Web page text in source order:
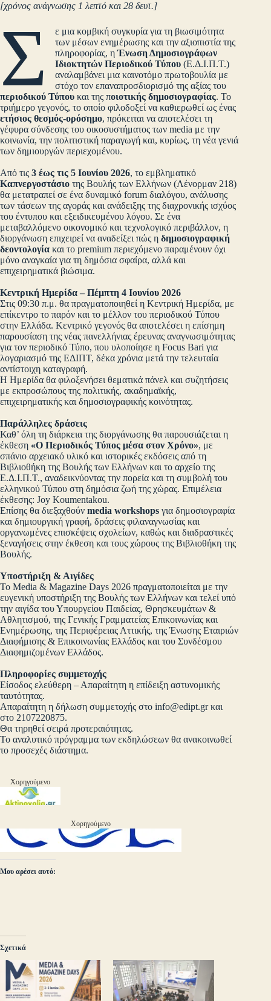
[χρόνος ανάγνωσης 1 λεπτό και 28 δευτ.]
Σ
ε μια κομβική συγκυρία για τη βιωσιμότητα
των μέσων ενημέρωσης και την αξιοπιστία της
πληροφορίας, ηΈνωση Δημοσιογράφων
Ιδιοκτητών Περιοδικού Τύπου (Ε.Δ.Ι.Π.Τ.)
αναλαμβάνει μια καινοτόμο πρωτοβουλία με
στόχο τον επαναπροσδιορισμό της αξίας του
περιοδικού Τύπου και της ποιοτικής δημοσιογραφίας. Το
τριήμερο γεγονός, το οποίο φιλοδοξεί να καθιερωθεί ως ένας
ετήσιος θεσμός-ορόσημο, πρόκειται να αποτελέσει τη
γέφυρα σύνδεσης του οικοσυστήματος των media με την
κοινωνία, την πολιτιστική παραγωγή και, κυρίως, τη νέα γενιά
των δημιουργών περιεχομένου.
Από τις 3 έως τις 5 Ιουνίου 2026, το εμβληματικό
Καπνεργοστάσιο της Βουλής των Ελλήνων (Λένορμαν 218)
θα μετατραπεί σε ένα δυναμικό forum διαλόγου, ανάλυσης
των τάσεων της αγοράς και ανάδειξης της διαχρονικής ισχύος
του έντυπου και εξειδικευμένου λόγου. Σε ένα
μεταβαλλόμενο οικονομικό και τεχνολογικό περιβάλλον, η
διοργάνωση επιχειρεί να αναδείξει πώς η δημοσιογραφική
δεοντολογία και το premium περιεχόμενο παραμένουν όχι
μόνο αναγκαία για τη δημόσια σφαίρα, αλλά και
επιχειρηματικά βιώσιμα.
Κεντρική Ημερίδα – Πέμπτη 4 Ιουνίου 2026
Στις 09:30 π.μ. θα πραγματοποιηθεί η Κεντρική Ημερίδα, με
επίκεντρο το παρόν και το μέλλον του περιοδικού Τύπου
στην Ελλάδα. Κεντρικό γεγονός θα αποτελέσει η επίσημη
παρουσίαση της νέας πανελλήνιας έρευνας αναγνωσιμότητας
για τον περιοδικό Τύπο, που υλοποίησε η Focus Bari για
λογαριασμό της ΕΔΙΠΤ, δέκα χρόνια μετά την τελευταία
αντίστοιχη καταγραφή.
Η Ημερίδα θα φιλοξενήσει θεματικά πάνελ και συζητήσεις
με εκπροσώπους της πολιτικής, ακαδημαϊκής,
επιχειρηματικής και δημοσιογραφικής κοινότητας.
Παράλληλες δράσεις
Καθ’ όλη τη διάρκεια της διοργάνωσης θα παρουσιάζεται η
έκθεση «Ο Περιοδικός Τύπος μέσα στον Χρόνο», με
σπάνιο αρχειακό υλικό και ιστορικές εκδόσεις από τη
Βιβλιοθήκη της Βουλής των Ελλήνων και το αρχείο της
Ε.Δ.Ι.Π.Τ., αναδεικνύοντας την πορεία και τη συμβολή του
ελληνικού Τύπου στη δημόσια ζωή της χώρας. Επιμέλεια
έκθεσης: Joy Koumentakou.
Επίσης θα διεξαχθούν media workshops για δημοσιογραφία
και δημιουργική γραφή, δράσεις φιλαναγνωσίας και
οργανωμένες επισκέψεις σχολείων, καθώς και διαδραστικές
ξεναγήσεις στην έκθεση και τους χώρους της Βιβλιοθήκη της
Βουλής.
Υποστήριξη & Αιγίδες
Το Media & Magazine Days 2026 πραγματοποιείται με την
ευγενική υποστήριξη της Βουλής των Ελλήνων και τελεί υπό
την αιγίδα του Υπουργείου Παιδείας, Θρησκευμάτων &
Αθλητισμού, της Γενικής Γραμματείας Επικοινωνίας και
Ενημέρωσης, της Περιφέρειας Αττικής, της Ένωσης Εταιριών
Διαφήμισης & Επικοινωνίας Ελλάδος και του Συνδέσμου
Διαφημιζομένων Ελλάδος.
Πληροφορίες συμμετοχής
Είσοδος ελεύθερη – Απαραίτητη η επίδειξη αστυνομικής
ταυτότητας.
Απαραίτητη η δήλωση συμμετοχής στο info@edipt.grκαι
στο 2107220875.
Θα τηρηθεί σειρά προτεραιότητας.
Το αναλυτικό πρόγραμμα των εκδηλώσεων θα ανακοινωθεί
το προσεχές διάστημα.
Χορηγούμενο
Χορηγούμενο
Μου αρέσει αυτό:
Σχετικά